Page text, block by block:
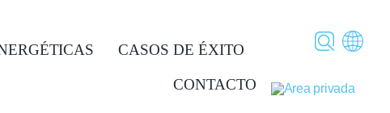
CASOS DE ÉXITO
CONTACTO